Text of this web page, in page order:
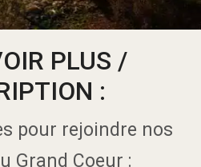
PLUS /
:
pour rejoindre nos
Grand Coeur :